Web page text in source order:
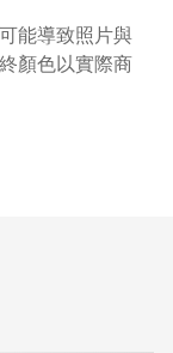
能導致照片與
顏色以實際商